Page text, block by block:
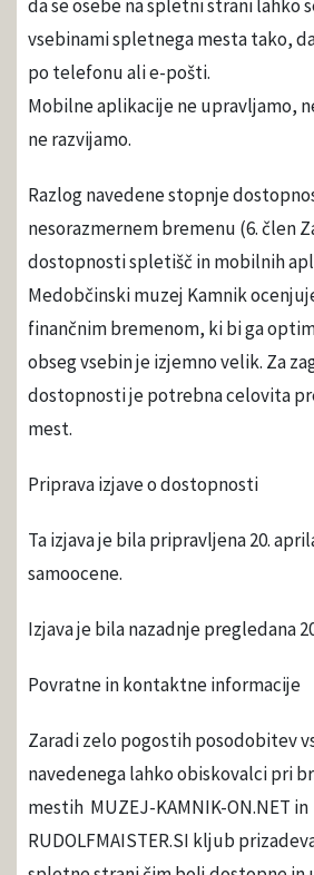
da se osebe na spletni strani lahko
vsebinami spletnega mesta tako,
po telefonu ali e-pošti.
Mobilne aplikacije ne upravljamo,
ne razvijamo.
Razlog navedene stopnje
nesorazmernem bremenu (6. člen
dostopnosti spletišč in mobilnih
Medobčinski muzej Kamnik
finančnim bremenom, ki bi ga
obseg vsebin je izjemno velik. Za
dostopnosti je potrebna celovita
mest.
Priprava izjave o dostopnosti
Ta izjava je bila pripravljena 20.
samoocene.
Izjava je bila nazadnje pregledana
Povratne in kontaktne informacije
Zaradi zelo pogostih posodobitev
navedenega lahko obiskovalci pri
mestih MUZEJ-KAMNIK-ON.NET in
RUDOLFMAISTER.SI kljub